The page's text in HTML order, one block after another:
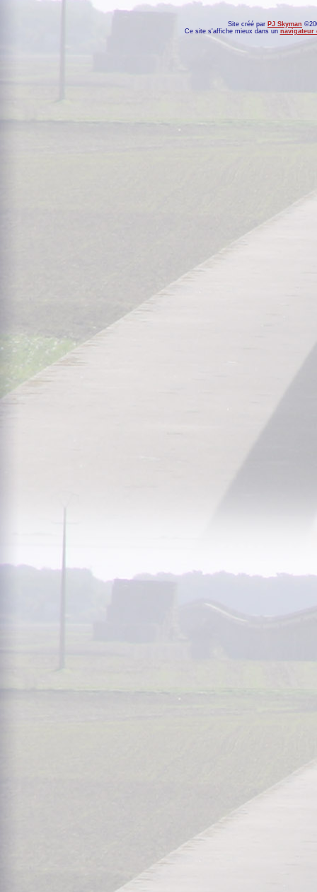
Site créé par PJ Skyman
Ce site s'affiche mieux dans un navigateur